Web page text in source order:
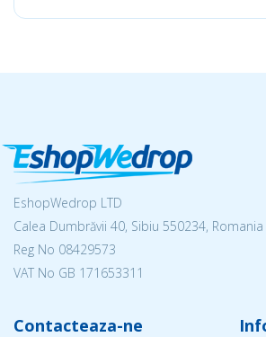
EshopWedrop LTD
Calea Dumbrăvii 40, Sibiu 550234, Romania
Reg No 08429573
VAT No GB 171653311
Contacteaza-ne